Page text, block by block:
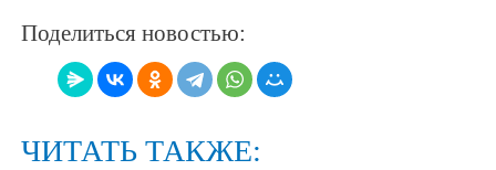
Поделиться новостью:
ЧИТАТЬ ТАКЖЕ: